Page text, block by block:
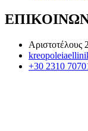
Αριστοτέλους
+30 2310